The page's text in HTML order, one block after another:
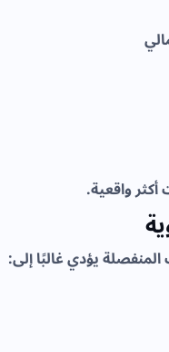
واقعية.
المنفصلة يؤدي غالبًا إلى: